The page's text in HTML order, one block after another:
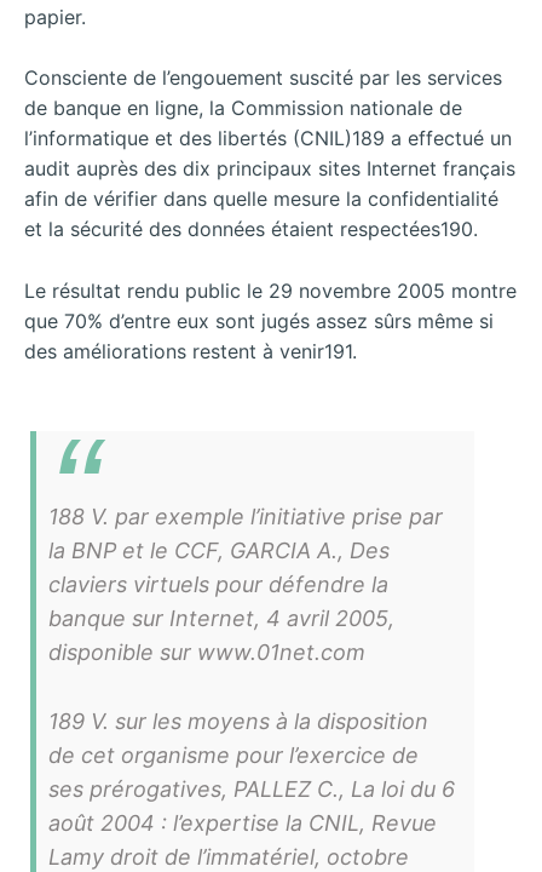
papier.
Consciente de l’engouement suscité par les services
de banque en ligne, la Commission nationale de
l’informatique et des libertés (CNIL)189 a effectué un
audit auprès des dix principaux sites Internet français
afin de vérifier dans quelle mesure la confidentialité
et la sécurité des données étaient respectées190.
Le résultat rendu public le 29 novembre 2005 montre
que 70% d’entre eux sont jugés assez sûrs même si
des améliorations restent à venir191.
188 V. par exemple l’initiative prise par
la BNP et le CCF, GARCIA A., Des
claviers virtuels pour défendre la
banque sur Internet, 4 avril 2005,
disponible sur www.01net.com
189 V. sur les moyens à la disposition
de cet organisme pour l’exercice de
ses prérogatives, PALLEZ C., La loi du 6
août 2004 : l’expertise la CNIL, Revue
Lamy droit de l’immatériel, octobre